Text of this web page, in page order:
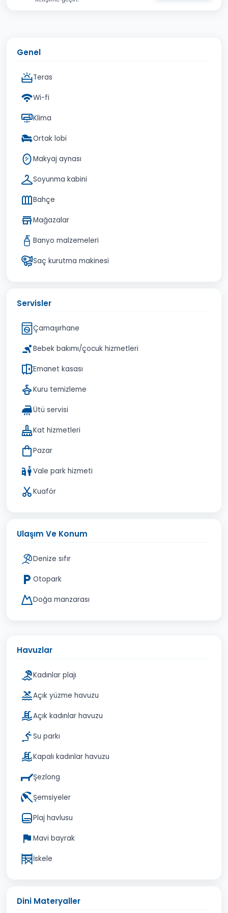
E-posta Adresiniz
Genel
Teras
Wi-fi
Klima
Ortak lobi
Makyaj aynası
Soyunma kabini
Bahçe
Mağazalar
Banyo malzemeleri
Saç kurutma makinesi
Servisler
Çamaşırhane
Bebek bakımı/çocuk hizmetleri
Emanet kasası
Kuru temizleme
Ütü servisi
Kat hizmetleri
Pazar
Vale park hizmeti
Kuaför
Ulaşım Ve Konum
Denize sıfır
Otopark
Doğa manzarası
Havuzlar
Kadınlar plajı
Açık yüzme havuzu
Açık kadınlar havuzu
Su parkı
Kapalı kadınlar havuzu
Şezlong
Şemsiyeler
Plaj havlusu
Mavi bayrak
İskele
Dini Materyaller